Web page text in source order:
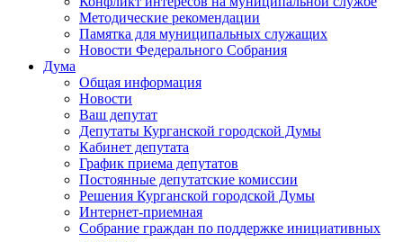
Методические рекомендации
Памятка для муниципальных служащих
Новости Федерального Cобрания
Дума
Общая информация
Новости
Ваш депутат
Депутаты Курганской городской Думы
Кабинет депутата
График приема депутатов
Постоянные депутатские комиссии
Решения Курганской городской Думы
Интернет-приемная
Собрание граждан по поддержке инициативных